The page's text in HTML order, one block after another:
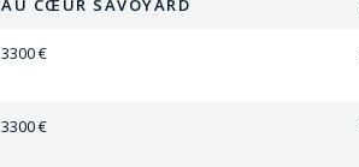
AU CŒUR SAVOYARD
3300 €
3300 €